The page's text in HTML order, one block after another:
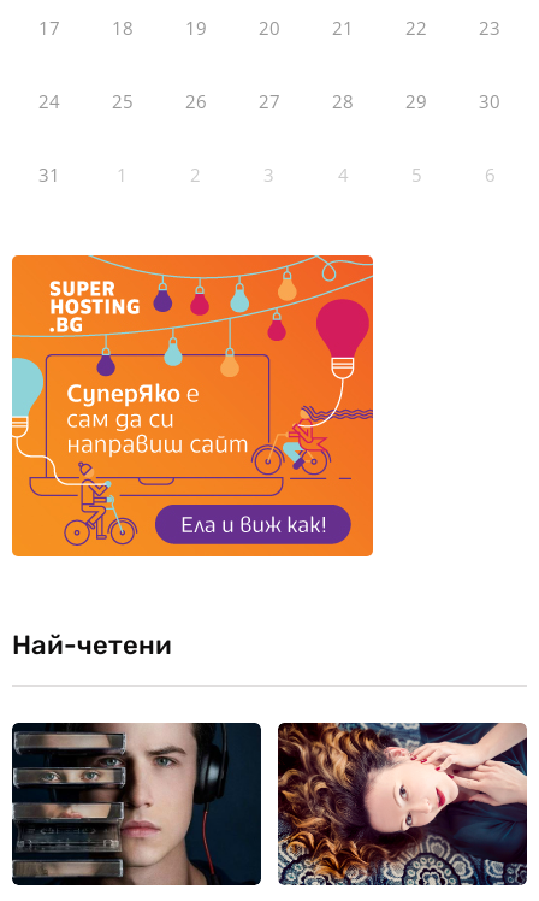
17 18 19 20 21 22 23
24 25 26 27 28 29 30
31 1 2 3 4 5 6
Най-четени